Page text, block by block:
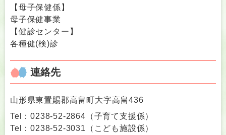
【母子保健係】
母子保健事業
【健診センター】
各種健(検)診
連絡先
山形県東置賜郡高畠町大字高畠436
Tel：0238-52-2864 （子育て支援係）
Tel：0238-52-3031
（ こども施設係）